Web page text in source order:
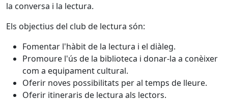
la conversa i la lectura.
Els objectius del club de lectura són:
Fomentar l'hàbit de la lectura i el diàleg.
Promoure l'ús de la biblioteca i donar-la a conèixer
com a equipament cultural.
Oferir noves possibilitats per al temps de lleure.
Oferir itineraris de lectura als lectors.